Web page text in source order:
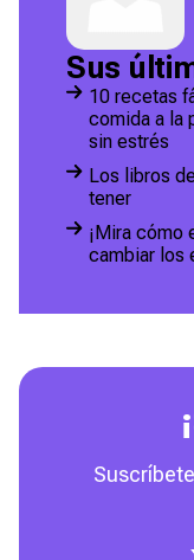
Sus
10 recetas
comida a la
sin estrés
Los libros
tener
¡Mira cómo
cambiar los